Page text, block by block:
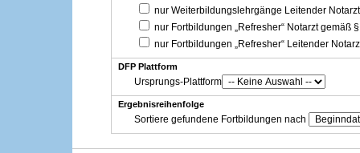
nur Weiterbildungslehrgänge Leitender
nur Fortbildungen „Refresher“ Notarzt gemäß
nur Fortbildungen „Refresher“ Leitender
DFP Plattform
Ursprungs-Plattform
Ergebnisreihenfolge
Sortiere gefundene Fortbildungen nach